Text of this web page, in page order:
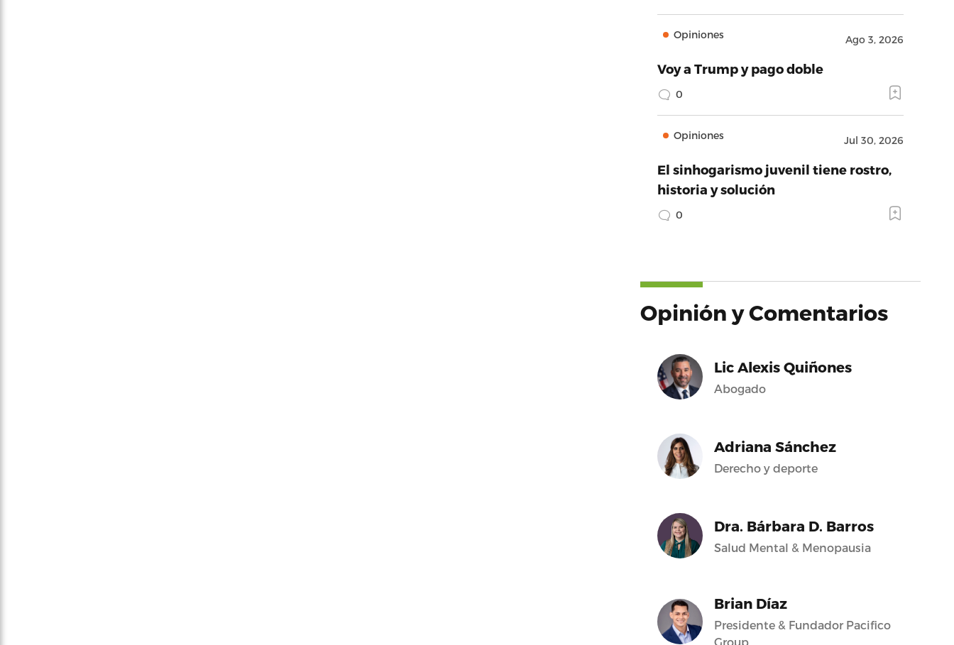
Opiniones Ago 3, 2026
Voy a Trump y pago doble
0
Opiniones Jul 30, 2026
El sinhogarismo juvenil tiene rostro,
historia y solución
0
Opinión y Comentarios
Lic Alexis Quiñones
Abogado
Adriana Sánchez
Derecho y deporte
Dra. Bárbara D. Barros
Salud Mental & Menopausia
Brian Díaz
Presidente & Fundador Pacifico
Group